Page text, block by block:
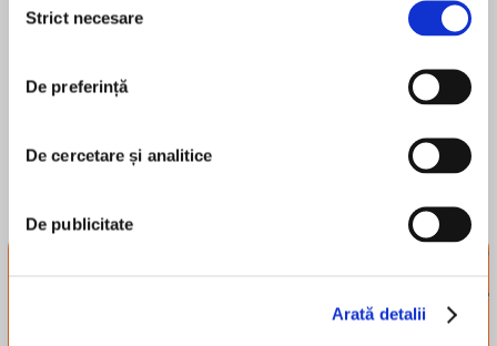
consimțământului
Strict necesare
De preferință
De cercetare și analitice
De publicitate
Arată detalii
În acest moment nu există recenzii